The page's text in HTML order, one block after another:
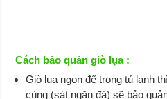
Cách bảo quản giò lụa :
Giò lụa ngon để trong tủ lạnh
cùng (sát ngăn đá) sẽ bảo